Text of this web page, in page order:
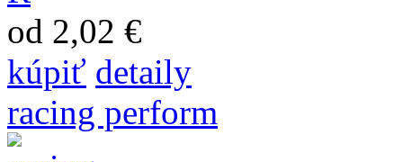
od 2,02 €
kúpiť detaily
racing perform